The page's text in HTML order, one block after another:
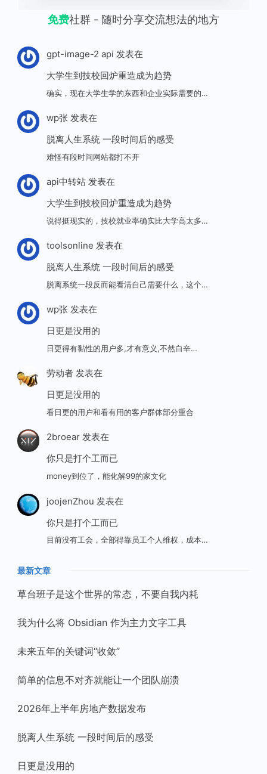
免费社群 - 随时分享交流想法的地方
gpt-image-2 api 发表在
大学生到技校回炉重造成为趋势
确实，现在大学生学的东西和企业实际需要的…
wp张发表在
脱离人生系统 一段时间后的感受
难怪有段时间网站都打不开
api中转站发表在
大学生到技校回炉重造成为趋势
说得挺现实的，技校就业率确实比大学高太多…
toolsonline 发表在
脱离人生系统 一段时间后的感受
脱离系统一段反而能看清自己需要什么，这个…
wp张发表在
日更是没用的
日更得有黏性的用户多,才有意义,不然白辛…
劳动者发表在
日更是没用的
看日更的用户和看有用的客户群体部分重合
2broear发表在
你只是打个工而已
money到位了，能化解99的家文化
joojenZhou 发表在
你只是打个工而已
目前没有工会，全部得靠员工个人维权，成本…
最新文章
草台班子是这个世界的常态，不要自我内耗
我为什么将 Obsidian 作为主力文字工具
未来五年的关键词“收敛”
简单的信息不对齐就能让一个团队崩溃
2026年上半年房地产数据发布
脱离人生系统 一段时间后的感受
日更是没用的